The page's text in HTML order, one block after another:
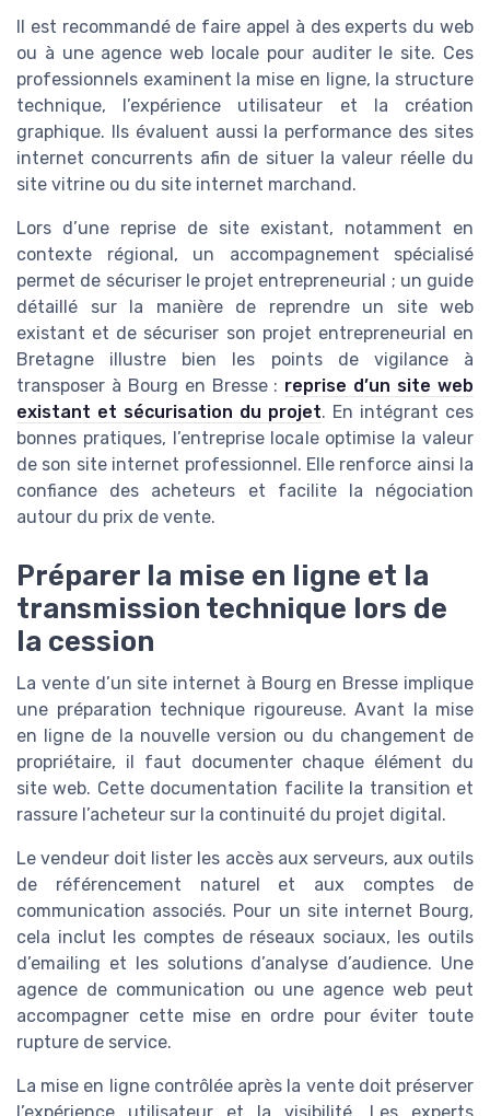
Il est recommandé de faire appel à des experts du web
ou à une agence web locale pour auditer le site. Ces
professionnels examinent la mise en ligne, la structure
technique, l’expérience utilisateur et la création
graphique. Ils évaluent aussi la performance des sites
internet concurrents afin de situer la valeur réelle du
site vitrine ou du site internet marchand.
Lors d’une reprise de site existant, notamment en
contexte régional, un accompagnement spécialisé
permet de sécuriser le projet entrepreneurial ; un guide
détaillé sur la manière de reprendre un site web
existant et de sécuriser son projet entrepreneurial en
Bretagne illustre bien les points de vigilance à
transposer à Bourg en Bresse : reprise d’un site web
existant et sécurisation du projet. En intégrant ces
bonnes pratiques, l’entreprise locale optimise la valeur
de son site internet professionnel. Elle renforce ainsi la
confiance des acheteurs et facilite la négociation
autour du prix de vente.
Préparer la mise en ligne et la
transmission technique lors de
la cession
La vente d’un site internet à Bourg en Bresse implique
une préparation technique rigoureuse. Avant la mise
en ligne de la nouvelle version ou du changement de
propriétaire, il faut documenter chaque élément du
site web. Cette documentation facilite la transition et
rassure l’acheteur sur la continuité du projet digital.
Le vendeur doit lister les accès aux serveurs, aux outils
de référencement naturel et aux comptes de
communication associés. Pour un site internet Bourg,
cela inclut les comptes de réseaux sociaux, les outils
d’emailing et les solutions d’analyse d’audience. Une
agence de communication ou une agence web peut
accompagner cette mise en ordre pour éviter toute
rupture de service.
La mise en ligne contrôlée après la vente doit préserver